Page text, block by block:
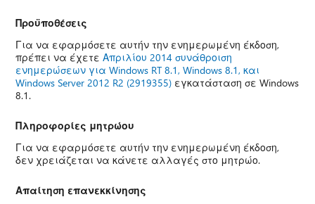
Προϋποθέσεις
Για να εφαρμόσετε αυτήν την ενημερωμένη έκδοση,
πρέπει να έχετεΑπριλίου 2014 συνάθροιση
ενημερώσεων για Windows RT 8.1, Windows 8.1, και
Windows Server 2012 R2 (2919355) εγκατάσταση σε Windows
8.1.
Πληροφορίες μητρώου
Για να εφαρμόσετε αυτήν την ενημερωμένη έκδοση,
δεν χρειάζεται να κάνετε αλλαγές στο μητρώο.
Απαίτηση επανεκκίνησης